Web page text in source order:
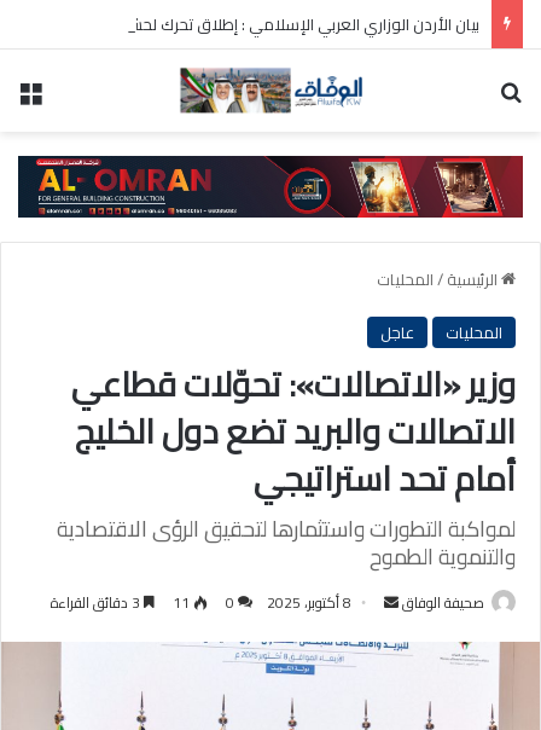
الرئيسية/المحليات
المحليات
عاجل
وزير «الاتصالات»: تحوّلات قطاعي
الاتصالات والبريد تضع دول الخليج
أمام تحد استراتيجي
لمواكبة التطورات واستثمارها لتحقيق الرؤى الاقتصادية
والتنموية الطموح
صحيفة الوفاق
أرسل
إلكترونيا
8 أكتوبر، 2025 0
11